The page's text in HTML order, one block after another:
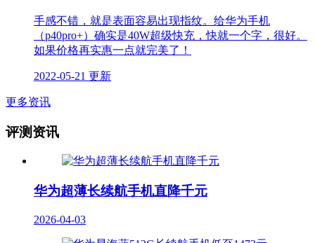
手感不错，就是表面容易出现指纹。给华为手机
（p40pro+）确实是40W超级快充，快就一个字，很好。
如果价格再实惠一点就完美了！
2022-05-21 更新
更多资讯
评测资讯
华为超薄长续航手机直降千元
2026-04-03